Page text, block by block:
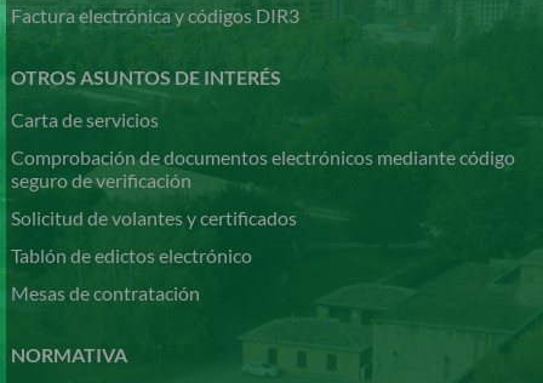
Factura electrónica y códigos DIR3
OTROS ASUNTOS DE INTERÉS
Carta de servicios
Comprobación de documentos electrónicos mediante código
seguro de verificación
Solicitud de volantes y certificados
Tablón de edictos electrónico
Mesas de contratación
NORMATIVA